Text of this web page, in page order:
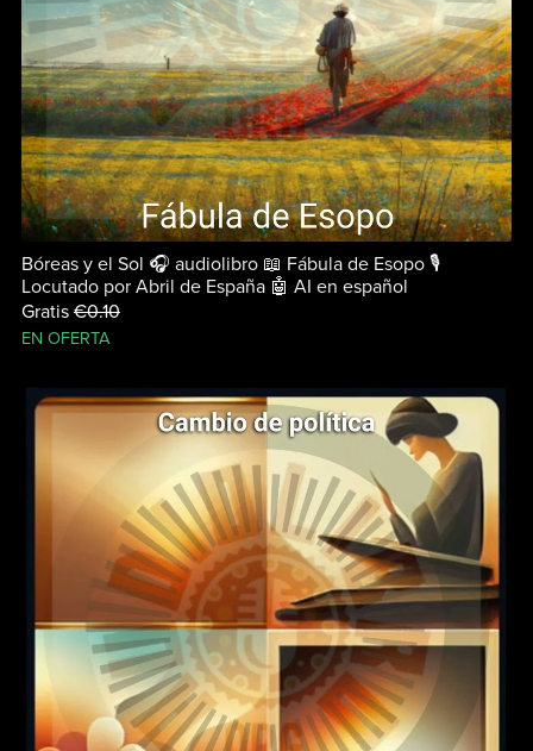
Bóreas y el Sol 🎧 audiolibro 📖 Fábula de Esopo 🎙
Locutado por Abril de España 🤖 AI en español
Gratis €0.10
EN OFERTA